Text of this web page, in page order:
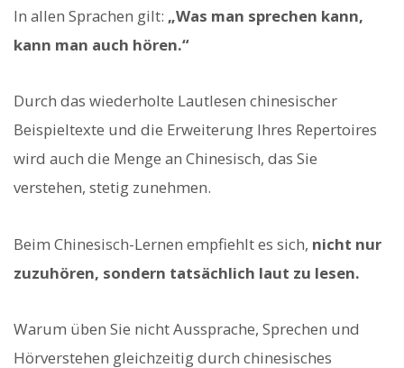
In allen Sprachen gilt: „Was man sprechen kann,
kann man auch hören.“
Durch das wiederholte Lautlesen chinesischer
Beispieltexte und die Erweiterung Ihres Repertoires
wird auch die Menge an Chinesisch, das Sie
verstehen, stetig zunehmen.
Beim Chinesisch-Lernen empfiehlt es sich, nicht nur
zuzuhören, sondern tatsächlich laut zu lesen.
Warum üben Sie nicht Aussprache, Sprechen und
Hörverstehen gleichzeitig durch chinesisches